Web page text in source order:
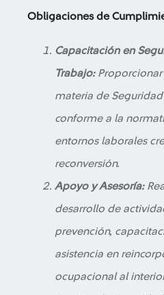
Obligaciones de
Capacitación en
Trabajo:Proporcionar
materia de
conforme a la
entornos laborales
reconversión.
Apoyo y Asesoría:
desarrollo de
prevención,
asistencia en
ocupacional al